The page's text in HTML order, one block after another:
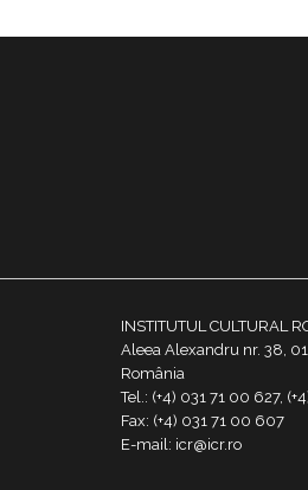
INSTITUTUL CULTURAL
Aleea Alexandru nr. 38,
România
Tel.: (+4) 031 71 00 627,
Fax: (+4) 031 71 00 607
E-mail: icr@icr.ro